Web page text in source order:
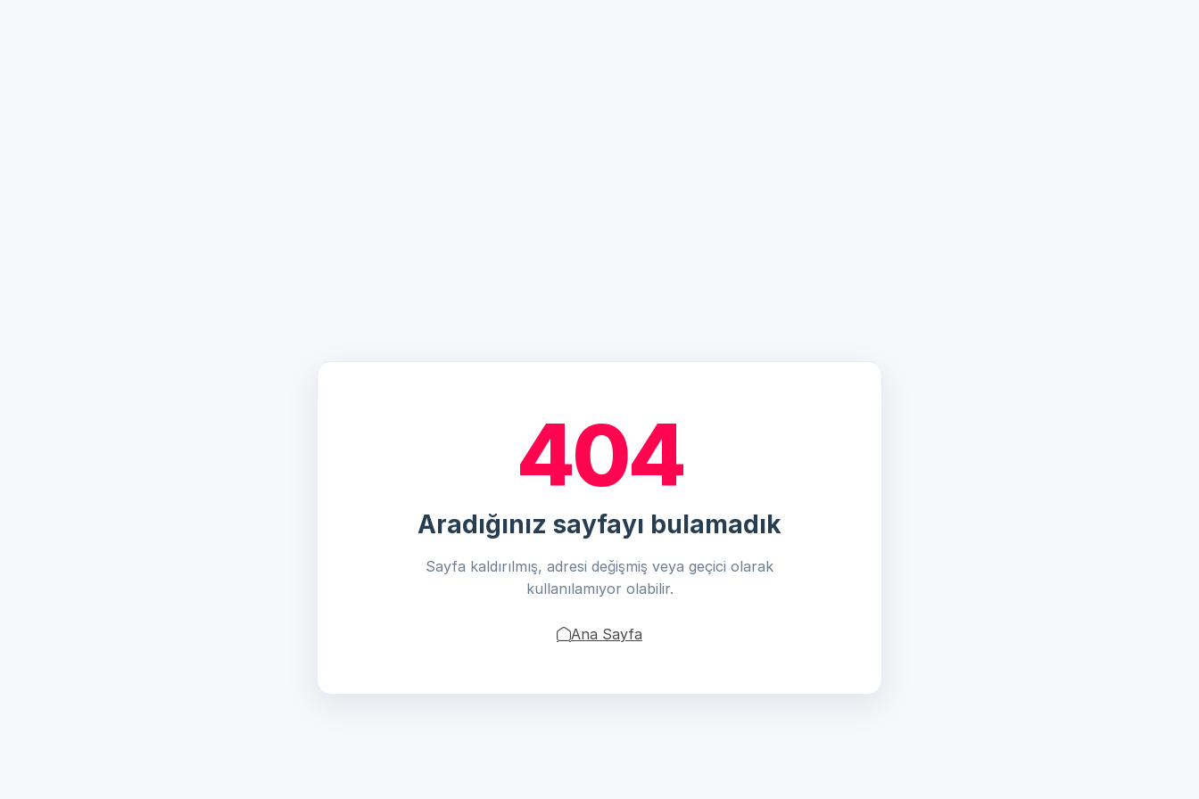
404
Aradığınız sayfayı bulamadık
Sayfa kaldırılmış, adresi değişmiş veya geçici olarak
kullanılamıyor olabilir.
Ana Sayfa